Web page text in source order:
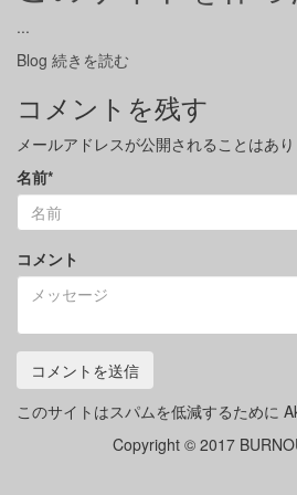
...
Blog 続きを読む
コメントを残す
メールアドレスが公開されることはあり
名前*
コメント
このサイトはスパムを低減するために
Copyright © 2017